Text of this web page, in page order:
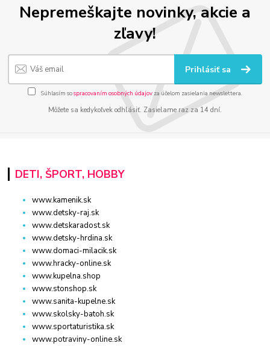
Nepremeškajte novinky, akcie a
zľavy!
Prihlásiť sa
Súhlasím sospracovaním osobných údajov za účelom zasielania newslettera.
Môžete sa kedykoľvek odhlásiť. Zasielame raz za 14 dní.
DETI, ŠPORT, HOBBY
www.kamenik.sk
www.detsky-raj.sk
www.detskaradost.sk
www.detsky-hrdina.sk
www.domaci-milacik.sk
www.hracky-online.sk
www.kupelna.shop
www.stonshop.sk
www.sanita-kupelne.sk
www.skolsky-batoh.sk
www.sportaturistika.sk
www.potraviny-online.sk